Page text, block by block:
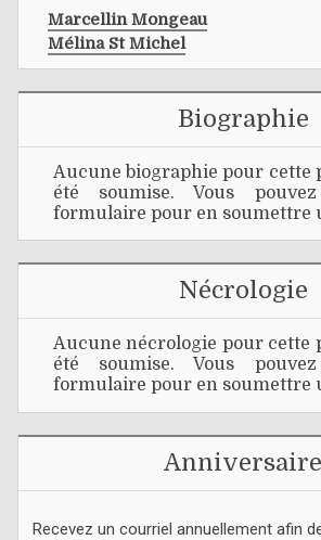
Marcellin Mongeau
Mélina St Michel
Biographie
Aucune biographie pour cette
été soumise. Vous
formulaire pour en soumettre
Nécrologie
Aucune nécrologie pour cette
été soumise. Vous
formulaire pour en soumettre
Anniversaire
Recevez un courriel annuellement afin